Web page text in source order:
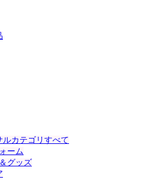
カテゴリすべて
ーム
グッズ